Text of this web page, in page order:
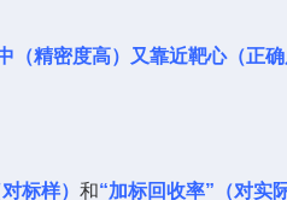
（精密度高）又靠近靶心（正
标样） 和“加标回收率”（对实